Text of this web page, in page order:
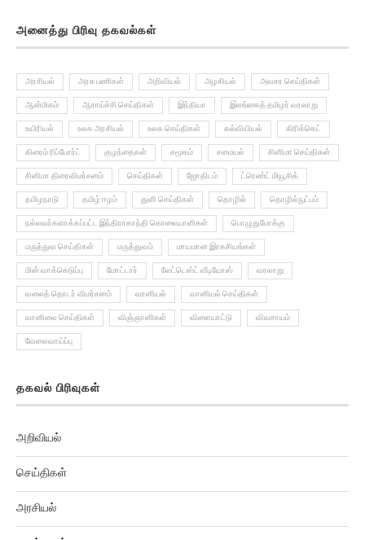
அனைத்து பிரிவு தகவல்கள்
அரசியல் அரசு பணிகள் அறிவியல் அழகியல் அவசர செய்திகள்
ஆன்மிகம் ஆராய்ச்சி செய்திகள் இந்தியா இலங்கைத் தமிழர் வரலாறு
உயிரியல் உலக அரசியல் உலக செய்திகள் கல்வியியல் கிரிக்கெட்
கிரைம் ரிப்போர்ட் குழந்தைகள் சமூகம் சமையல் சினிமா செய்திகள்
சினிமா திரைவிமர்சனம் செய்திகள் ஜோதிடம் ட்ரெண்ட் மியூசிக்
தமிழநாடு தமிழ் ஈழம் துளி செய்திகள் தொழில் தொழில்நுட்பம்
நல்லவர்களாக்கப்பட்ட இந்திராகாந்தி கொலையாளிகள் பொழுதுபோக்கு
மருத்துவ செய்திகள் மருத்துவம் மாயமான இரகசியங்கள்
மின் வாக்கெடுப்பு மோட்டார் லேட்டெஸ்ட் வீடியோஸ் வரலாறு
வலைத் தொடர் விமர்சனம் வானியல் வானியல் செய்திகள்
வானிலை செய்திகள் விஞ்ஞானிகள் விளையாட்டு விவசாயம்
வேலைவாய்ப்பு
தகவல் பிரிவுகள்
அறிவியல்
செய்திகள்
அரசியல்